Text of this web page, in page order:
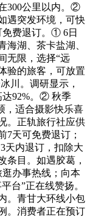
300公里以内。②
遇突发环境，可快
免费退订。① 6日
海湖、茶卡盐湖、
无限，选择“远
验的旅客，可放置
川。调研显示，
达92%。② 秋季
，适合摄影快乐喜
。正轨旅行社应供
7天可免费退订；
天内退订，扣除大
条目。如遇胶葛，
办事热线；向本
台”正在线赞扬。
。青甘大环线小包
。消费者正在预订